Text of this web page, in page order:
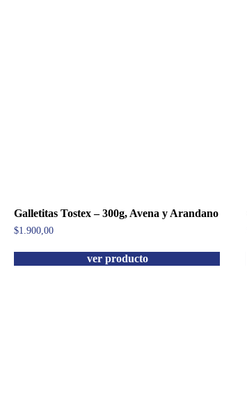
Galletitas Tostex – 300g, Avena y Arandano
$1.900,00
ver producto